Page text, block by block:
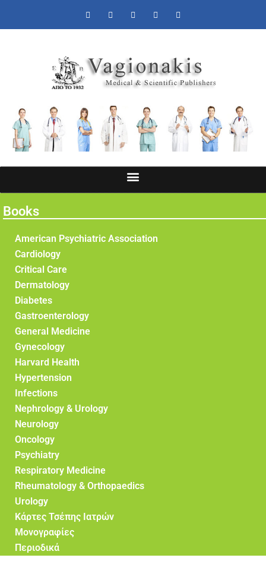
Books
American Psychiatric Association
Cardiology
Critical Care
Dermatology
Diabetes
Gastroenterology
General Medicine
Gynecology
Harvard Health
Hypertension
Infections
Nephrology & Urology
Neurology
Oncology
Psychiatry
Respiratory Medicine
Rheumatology & Orthopaedics
Urology
Κάρτες Τσέπης Ιατρών
Μονογραφίες
Περιοδικά